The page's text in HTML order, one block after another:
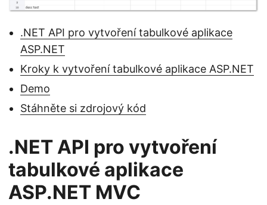
.NET API pro vytvoření tabulkové aplikace
ASP.NET
Kroky k vytvoření tabulkové aplikace ASP.NET
Demo
Stáhněte si zdrojový kód
.NET API pro vytvoření
tabulkové aplikace
ASP.NET MVC